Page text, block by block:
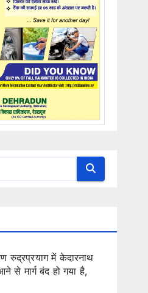
रुद्रप्रयाग में केदारनाथ
से मार्ग बंद हो गया है,